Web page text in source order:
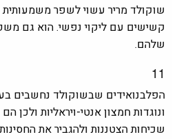
שוקולד מריר עשוי לשפר משמעותית
קשישים עם ליקוי נפשי. הוא גם
שלהם.
11
הפלבנואידים שבשוקולד נחשבים
ונוגדות חמצון אנטי-ויראליות ולכן
שכיחות הצטננות ולהגביר את החסינות.